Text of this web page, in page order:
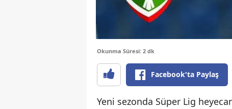
Okunma Süresi: 2 dk
Facebook'ta Paylaş
Yeni sezonda Süper Lig